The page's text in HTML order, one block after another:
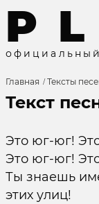
P L
оф и ц и а л ь н ы й
Главная Тексты
Текст
Это юг-юг!
Это юг-юг!
Ты знаешь
этих улиц!